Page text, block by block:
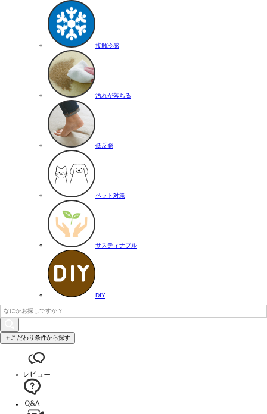
接触冷感
汚れが落ちる
低反発
ペット対策
サスティナブル
DIY
＋こだわり条件から探す